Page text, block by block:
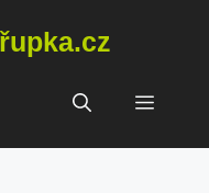
Menu